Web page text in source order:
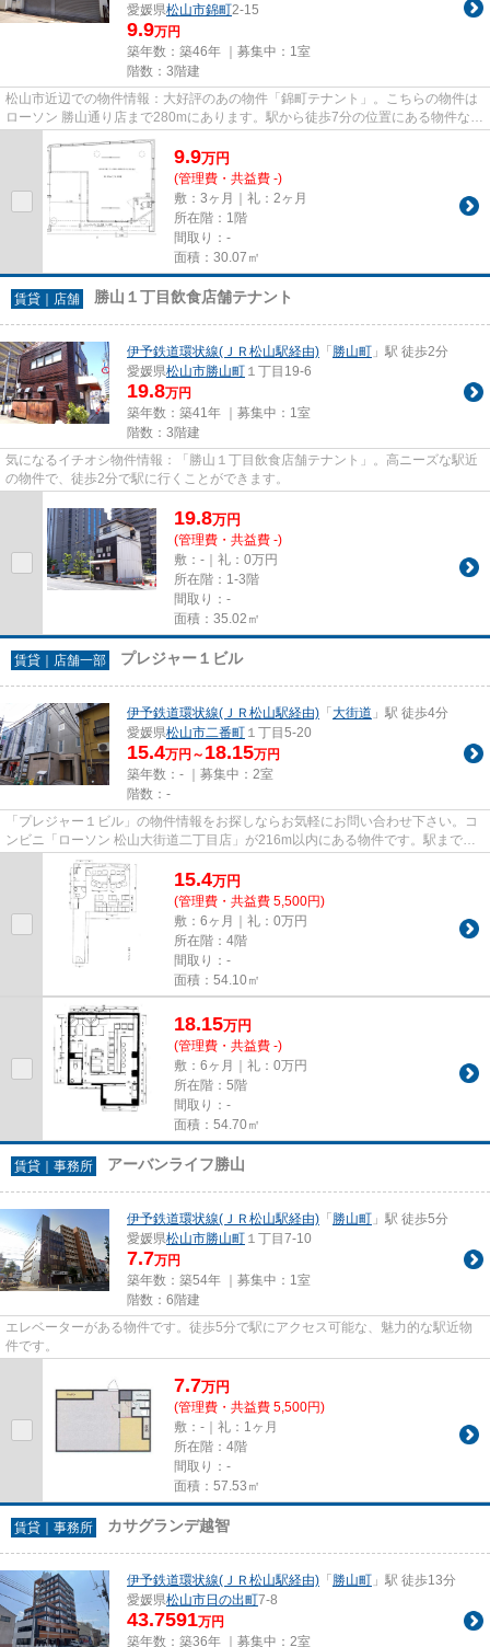
愛媛県松山市錦町2-15
9.9万円
築年数：築46年 ｜募集中： 1室
階数：3階建
松山市近辺での物件情報：大好評のあの物件「錦町テナント」。こちらの物件は
ローソン 勝山通り店まで280mにあります。駅から徒歩7分の位置にある物件なの
で、アクセスも良好です。
9.9万円
(管理費・共益費 -)
敷：3ヶ月｜礼：2ヶ月
所在階：1階
間取り：-
面積：30.07㎡
賃貸｜店舗 勝山１丁目飲食店舗テナント
伊予鉄道環状線(ＪＲ松山駅経由) 「 勝山町 」駅 徒歩2分
愛媛県松山市勝山町 １丁目19-6
19.8万円
築年数：築41年 ｜募集中： 1室
階数：3階建
気になるイチオシ物件情報：「勝山１丁目飲食店舗テナント」。高ニーズな駅近
の物件で、徒歩2分で駅に行くことができます。
19.8万円
(管理費・共益費 -)
敷：-｜礼：0万円
所在階：1-3階
間取り：-
面積：35.02㎡
賃貸｜店舗一部 プレジャー１ビル
伊予鉄道環状線(ＪＲ松山駅経由) 「 大街道 」駅 徒歩4分
愛媛県松山市二番町 １丁目5-20
15.4万円～ 18.15万円
築年数：- ｜募集中： 2室
階数：-
「プレジャー１ビル」の物件情報をお探しならお気軽にお問い合わせ下さい。コ
ンビニ「ローソン 松山大街道二丁目店」が216m以内にある物件です。駅まで徒
歩4分の位置に立地する、アク...
15.4万円
(管理費・共益費 5,500円)
敷：6ヶ月｜礼：0万円
所在階：4階
間取り：-
面積：54.10㎡
18.15万円
(管理費・共益費 -)
敷：6ヶ月｜礼：0万円
所在階：5階
間取り：-
面積：54.70㎡
賃貸｜事務所 アーバンライフ勝山
伊予鉄道環状線(ＪＲ松山駅経由) 「 勝山町 」駅 徒歩5分
愛媛県松山市勝山町 １丁目7-10
7.7万円
築年数：築54年 ｜募集中： 1室
階数：6階建
エレベーターがある物件です。徒歩5分で駅にアクセス可能な、魅力的な駅近物
件です。
7.7万円
(管理費・共益費 5,500円)
敷：-｜礼：1ヶ月
所在階：4階
間取り：-
面積：57.53㎡
賃貸｜事務所 カサグランデ越智
伊予鉄道環状線(ＪＲ松山駅経由) 「 勝山町 」駅 徒歩13分
愛媛県松山市日の出町7-8
43.7591万円
築年数：築36年 ｜募集中： 2室